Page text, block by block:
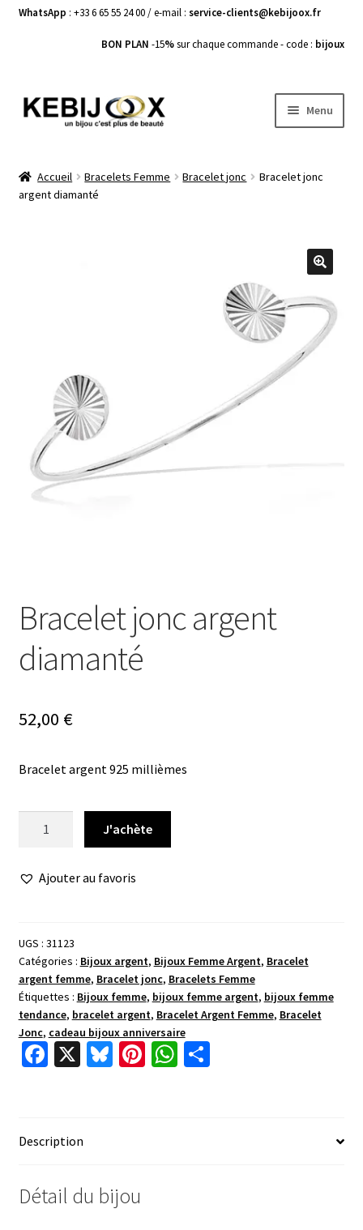
WhatsApp : +33 6 65 55 24 00 / e-mail : service-clients@kebijoox.fr
BON PLAN -15%sur chaque commande - code : bijoux
Aller
à
Aller
au
Menu
Boucles d’Oreilles
Nos offres bijoux
Accueil Bracelets Femme Bracelet jonc
Bracelet jonc
argent diamanté
Bracelet jonc argent
diamanté
52,00 €
Bracelet argent 925 millièmes
jonc
J'achète
Ajouter au favoris
UGS : 31123
Catégories : Bijoux argent, Bijoux Femme Argent, Bracelet
argent femme, Bracelet jonc, Bracelets Femme
Étiquettes : Bijoux femme, bijoux femme argent, bijoux femme
tendance, bracelet argent, Bracelet Argent Femme, Bracelet
Jonc, cadeau bijoux anniversaire
Fa
o
o
k
X Bl Pi W P
Description
Détail du bijou